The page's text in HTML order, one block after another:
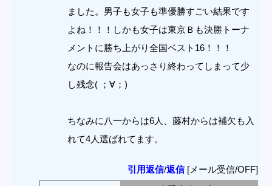
ました。男子も女子も準優勝すごい結果です
よね！！！しかも女子は東京Ｂも決勝トーナ
メントに勝ち上がり全国ベスト16！！！
なのに報告会はあっさり終わってしまって少
し残念( ；∀；)
ちなみに八一からは6人、藤村からは補欠も入
れて4人選ばれてます。
引用返信/返信[メール受信/OFF]